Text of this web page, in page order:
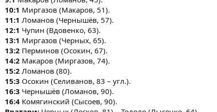
10:1 Миргазов (Макаров, 51).
11:1 Ломанов (Чернышёв, 57).
12:1 Чупин (Вдовенко, 63).
13:1 Миргазов (Черных, 65).
13:2 Перминов (Осокин, 67).
14:2 Макаров (Миргазов, 74).
15:2 Ломанов (80).
15:3 Осокин (Селиванов, 83 – угл.).
16:3 Чернышёв (Ломанов, 90).
16:4 Комягинский (Сысоев, 90).